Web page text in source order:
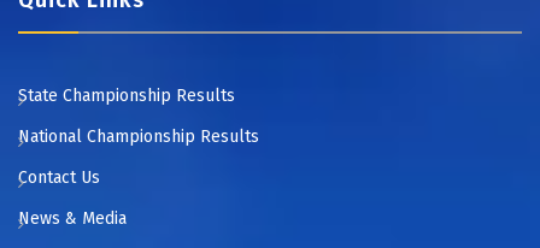
State Championship Results
National Championship Results
Contact Us
News & Media